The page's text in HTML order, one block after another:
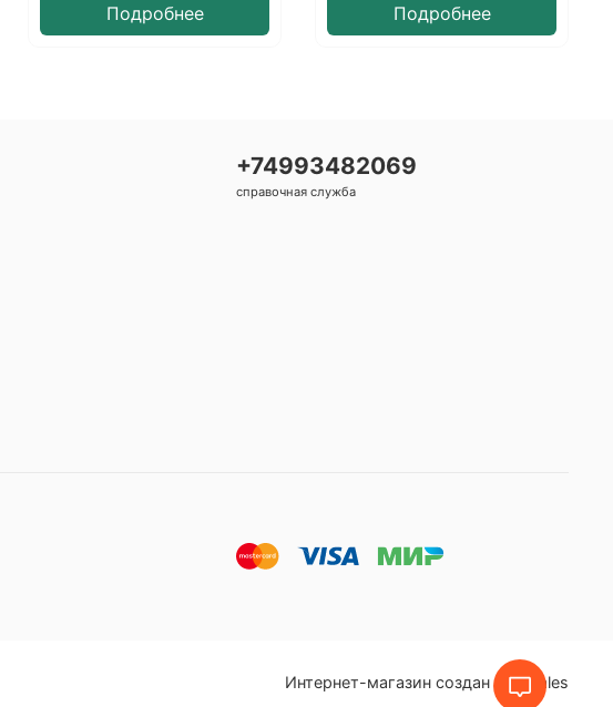
Подробнее Подробнее
+74993482069
справочная служба
Интернет-магазин создан на inSales